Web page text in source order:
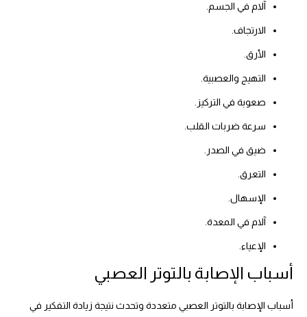
آلام في الجسم.
الارتجاف.
الأرق.
التهيج والعصبية.
صعوبة في التركيز.
سرعة ضربات القلب.
ضيق في الصدر.
التعرق.
الإسهال.
آلام في المعدة.
الإعياء.
أسباب الإصابة بالتوتر العصبي
أسباب الإصابة بالتوتر العصبي متعددة وتحدث نتيجة زيادة التفكير في